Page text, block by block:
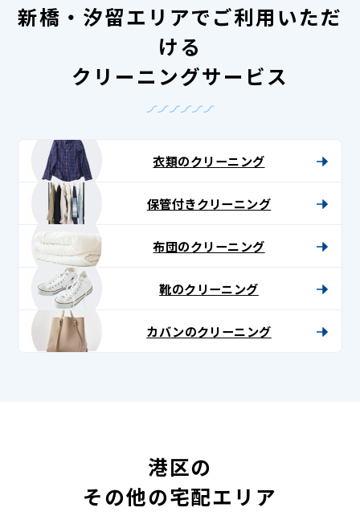
新橋・汐留エリアでご利用いただ
ける
クリーニングサービス
衣類のクリーニング
保管付きクリーニング
布団のクリーニング
靴のクリーニング
カバンのクリーニング
港区の
その他の宅配エリア